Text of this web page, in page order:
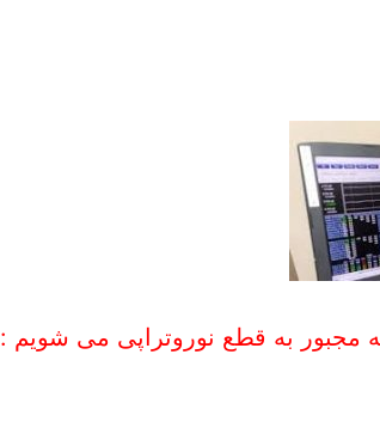
مجبور به قطع نوروتراپی می شویم :